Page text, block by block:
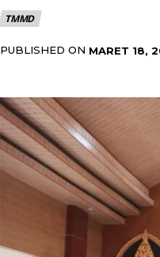
TMMD
PUBLISHED ON MARET 18,